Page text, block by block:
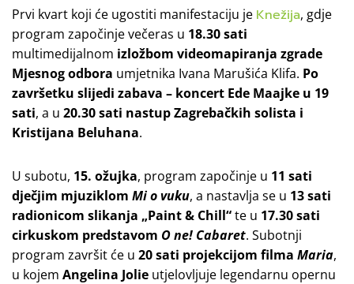
Prvi kvart koji će ugostiti manifestaciju je Knežija, gdje
program započinje večeras u 18.30 sati
multimedijalnom izložbom videomapiranja zgrade
Mjesnog odbora umjetnika Ivana Marušića Klifa. Po
završetku slijedi zabava – koncert Ede Maajke u 19
sati, a u 20.30 sati nastup Zagrebačkih solista i
Kristijana Beluhana.
U subotu, 15. ožujka, program započinje u 11 sati
dječjim mjuziklom Mi o vuku, a nastavlja se u 13 sati
radionicom slikanja „Paint & Chill“te u 17.30 sati
cirkuskom predstavom O ne! Cabaret. Subotnji
program završit će u 20 sati projekcijom filma Maria,
u kojem Angelina Jolie utjelovljuje legendarnu opernu